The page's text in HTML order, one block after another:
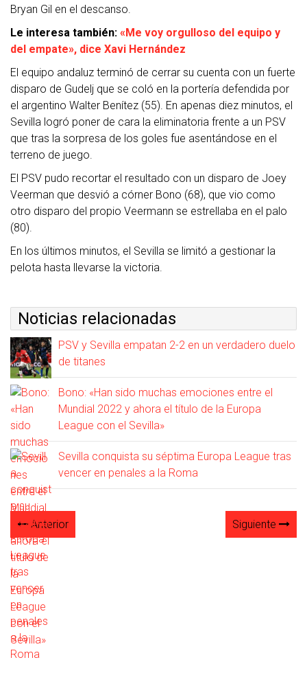
Bryan Gil en el descanso.
Le interesa también: «Me voy orgulloso del equipo y
del empate», dice Xavi Hernández
El equipo andaluz terminó de cerrar su cuenta con un fuerte
disparo de Gudelj que se coló en la portería defendida por
el argentino Walter Benítez (55). En apenas diez minutos, el
Sevilla logró poner de cara la eliminatoria frente a un PSV
que tras la sorpresa de los goles fue asentándose en el
terreno de juego.
El PSV pudo recortar el resultado con un disparo de Joey
Veerman que desvió a córner Bono (68), que vio como
otro disparo del propio Veermann se estrellaba en el palo
(80).
En los últimos minutos, el Sevilla se limitó a gestionar la
pelota hasta llevarse la victoria.
Noticias relacionadas
PSV y Sevilla empatan 2-2 en un verdadero duelo
de titanes
Bono: «Han sido muchas emociones entre el
Mundial 2022 y ahora el título de la Europa
League con el Sevilla»
Sevilla conquista su séptima Europa League tras
vencer en penales a la Roma
Anterior Siguiente